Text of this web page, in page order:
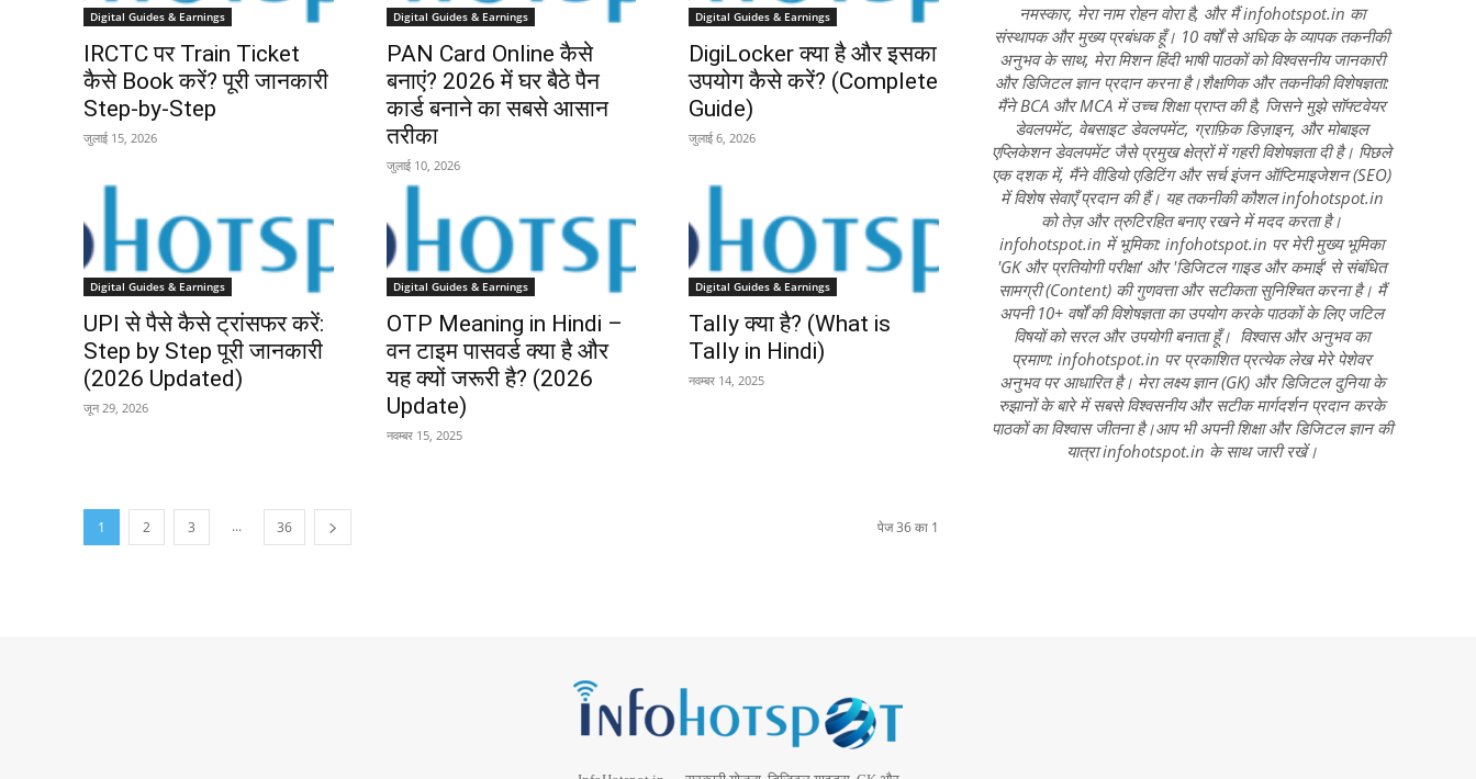
Digital Guides & Earnings
IRCTC पर Train Ticket
कैसे Book करें? पूरी जानकारी
Step-by-Step
जुलाई 15, 2026
Digital Guides & Earnings
PAN Card Online कैसे
बनाएं? 2026 में घर बैठे पैन
कार्ड बनाने का सबसे आसान
तरीका
जुलाई 10, 2026
Digital Guides & Earnings
DigiLocker क्या है और इसका
उपयोग कैसे करें? (Complete
Guide)
जुलाई 6, 2026
Digital Guides & Earnings
UPI से पैसे कैसे ट्रांसफर करें:
Step by Step पूरी जानकारी
(2026 Updated)
जून 29, 2026
Digital Guides & Earnings
OTP Meaning in Hindi –
वन टाइम पासवर्ड क्या है और
यह क्यों जरूरी है? (2026
Update)
नवम्बर 15, 2025
Digital Guides & Earnings
Tally क्या है? (What is
Tally in Hindi)
नवम्बर 14, 2025
1 2 3 ... 36 पेज 36 का 1
नमस्कार, मेरा नाम रोहन वोरा है, और मैं infohotspot.in का
संस्थापक और मुख्य प्रबंधक हूँ। 10 वर्षों से अधिक के व्यापक तकनीकी
अनुभव के साथ, मेरा मिशन हिंदी भाषी पाठकों को विश्वसनीय जानकारी
और डिजिटल ज्ञान प्रदान करना है।शैक्षणिक और तकनीकी विशेषज्ञता:
मैंने BCA और MCA में उच्च शिक्षा प्राप्त की है, जिसने मुझे सॉफ्टवेयर
डेवलपमेंट, वेबसाइट डेवलपमेंट, ग्राफ़िक डिज़ाइन, और मोबाइल
एप्लिकेशन डेवलपमेंट जैसे प्रमुख क्षेत्रों में गहरी विशेषज्ञता दी है। पिछले
एक दशक में, मैंने वीडियो एडिटिंग और सर्च इंजन ऑप्टिमाइजेशन (SEO)
में विशेष सेवाएँ प्रदान की हैं। यह तकनीकी कौशल infohotspot.in
को तेज़ और त्रुटिरहित बनाए रखने में मदद करता है।
infohotspot.in में भूमिका: infohotspot.in पर मेरी मुख्य भूमिका
'GK और प्रतियोगी परीक्षा' और 'डिजिटल गाइड और कमाई' से संबंधित
सामग्री (Content) की गुणवत्ता और सटीकता सुनिश्चित करना है। मैं
अपनी 10+ वर्षों की विशेषज्ञता का उपयोग करके पाठकों के लिए जटिल
विषयों को सरल और उपयोगी बनाता हूँ। विश्वास और अनुभव का
प्रमाण: infohotspot.in पर प्रकाशित प्रत्येक लेख मेरे पेशेवर
अनुभव पर आधारित है। मेरा लक्ष्य ज्ञान (GK) और डिजिटल दुनिया के
रुझानों के बारे में सबसे विश्वसनीय और सटीक मार्गदर्शन प्रदान करके
पाठकों का विश्वास जीतना है।आप भी अपनी शिक्षा और डिजिटल ज्ञान की
यात्रा infohotspot.in के साथ जारी रखें।